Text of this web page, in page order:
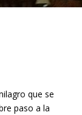
que se
paso a la